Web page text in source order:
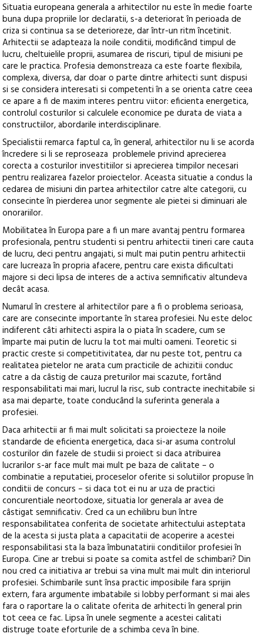
Situatia europeana generala a arhitectilor nu este în medie foarte
buna dupa propriile lor declaratii, s-a deteriorat în perioada de
criza si continua sa se deterioreze, dar într-un ritm încetinit.
Arhitectii se adapteaza la noile conditii, modificând timpul de
lucru, cheltuielile proprii, asumarea de riscuri, tipul de misiuni pe
care le practica. Profesia demonstreaza ca este foarte flexibila,
complexa, diversa, dar doar o parte dintre arhitecti sunt dispusi
si se considera interesati si competenti în a se orienta catre ceea
ce apare a fi de maxim interes pentru viitor: eficienta energetica,
controlul costurilor si calculele economice pe durata de viata a
constructiilor, abordarile interdisciplinare.
Specialistii remarca faptul ca, în general, arhitectilor nu li se acorda
încredere si li se reproseaza problemele privind aprecierea
corecta a costurilor investitiilor si aprecierea timpilor necesari
pentru realizarea fazelor proiectelor. Aceasta situatie a condus la
cedarea de misiuni din partea arhitectilor catre alte categorii, cu
consecinte în pierderea unor segmente ale pietei si diminuari ale
onorariilor.
Mobilitatea în Europa pare a fi un mare avantaj pentru formarea
profesionala, pentru studenti si pentru arhitectii tineri care cauta
de lucru, deci pentru angajati, si mult mai putin pentru arhitectii
care lucreaza în propria afacere, pentru care exista dificultati
majore si deci lipsa de interes de a activa semnificativ altundeva
decât acasa.
Numarul în crestere al arhitectilor pare a fi o problema serioasa,
care are consecinte importante în starea profesiei. Nu este deloc
indiferent câti arhitecti aspira la o piata în scadere, cum se
împarte mai putin de lucru la tot mai multi oameni. Teoretic si
practic creste si competitivitatea, dar nu peste tot, pentru ca
realitatea pietelor ne arata cum practicile de achizitii conduc
catre a da câstig de cauza preturilor mai scazute, fortând
responsabilitati mai mari, lucrul la risc, sub contracte inechitabile si
asa mai departe, toate conducând la suferinta generala a
profesiei.
Daca arhitectii ar fi mai mult solicitati sa proiecteze la noile
standarde de eficienta energetica, daca si-ar asuma controlul
costurilor din fazele de studii si proiect si daca atribuirea
lucrarilor s-ar face mult mai mult pe baza de calitate – o
combinatie a reputatiei, proceselor oferite si solutiilor propuse în
conditii de concurs – si daca tot ei nu ar uza de practici
concurentiale neortodoxe, situatia lor generala ar avea de
câstigat semnificativ. Cred ca un echilibru bun între
responsabilitatea conferita de societate arhitectului asteptata
de la acesta si justa plata a capacitatii de acoperire a acestei
responsabilitasi sta la baza îmbunatatirii conditiilor profesiei în
Europa. Cine ar trebui si poate sa comita astfel de schimbari? Din
nou cred ca initiativa ar trebui sa vina mult mai mult din interiorul
profesiei. Schimbarile sunt însa practic imposibile fara sprijin
extern, fara argumente imbatabile si lobby performant si mai ales
fara o raportare la o calitate oferita de arhitecti în general prin
tot ceea ce fac. Lipsa în unele segmente a acestei calitati
distruge toate eforturile de a schimba ceva în bine.